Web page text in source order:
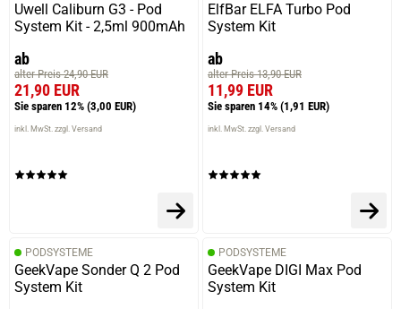
Uwell Caliburn G3 - Pod
System Kit - 2,5ml 900mAh
ab
alter Preis 24,90 EUR
21,90 EUR
Sie sparen 12% (3,00 EUR)
inkl. MwSt. zzgl. Versand
ElfBar ELFA Turbo Pod
System Kit
ab
alter Preis 13,90 EUR
11,99 EUR
Sie sparen 14% (1,91 EUR)
inkl. MwSt. zzgl. Versand
PODSYSTEME
GeekVape Sonder Q 2 Pod
System Kit
PODSYSTEME
GeekVape DIGI Max Pod
System Kit